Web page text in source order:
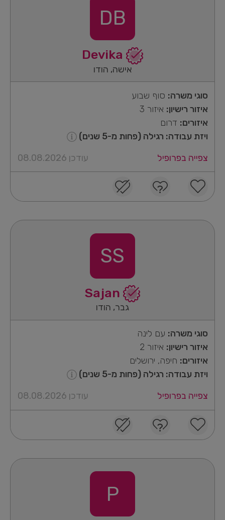
DB
אישה, הודו
סוגי משרה: סוף שבוע
איזור רישיון: איזור 3
איזורים: דרום
ויזת עבודה: רגילה (פחות מ-5 שנים)
צפייה בפרופיל
עודכן 08.08.2026
SS
גבר, הודו
סוגי משרה: עם לינה
איזור רישיון: איזור 2
איזורים: חיפה, ירושלים
ויזת עבודה: רגילה (פחות מ-5 שנים)
צפייה בפרופיל
עודכן 08.08.2026
P